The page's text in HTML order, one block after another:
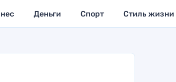
Деньги Спорт Стиль жизни